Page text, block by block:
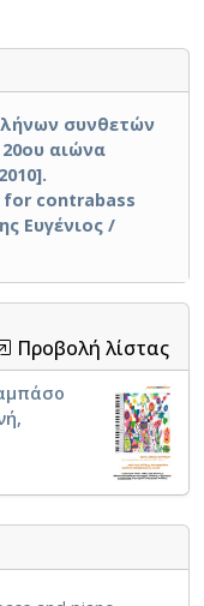
συνθετών
αιώνα
for contrabass
Ευγένιος /
Προβολή λίστας